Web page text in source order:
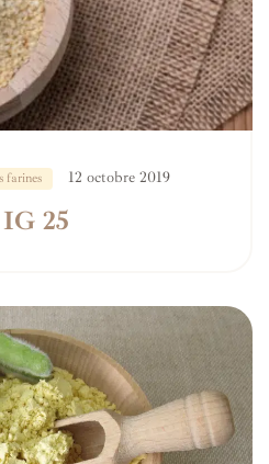
farines 12 octobre 2019
25